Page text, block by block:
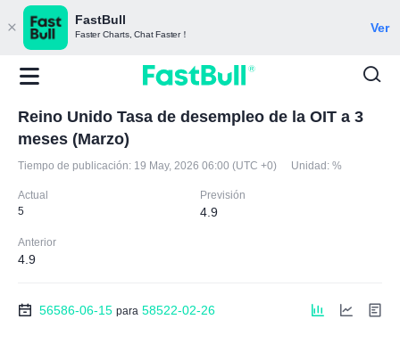
FastBull
Faster Charts, Chat Faster！ Ver
Reino Unido Tasa de desempleo de la OIT a 3
meses (Marzo)
Tiempo de publicación: 19 May, 2026 06:00 (UTC +0) Unidad: %
Actual
5
Previsión
4.9
Anterior
4.9
56586-06-15 para 58522-02-26